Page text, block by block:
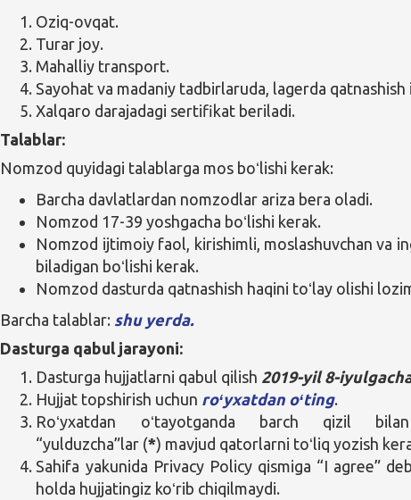
Oziq-ovqat.
Turar joy.
Mahalliy transport.
Sayohat va madaniy tadbirlaruda, lagerda
Xalqaro darajadagi sertifikat beriladi.
Talablar:
Nomzod quyidagi talablarga mos boʻlishi kerak:
Barcha davlatlardan nomzodlar ariza bera oladi.
Nomzod 17-39 yoshgacha boʻlishi kerak.
Nomzod ijtimoiy faol, kirishimli, moslashuvchan va
biladigan boʻlishi kerak.
Nomzod dasturda qatnashish haqini toʻlay olishi
Barcha talablar: shu yerda.
Dasturga qabul jarayoni:
Dasturga hujjatlarni qabul qilish 2019-yil 8-
Hujjat topshirish uchun roʻyxatdan oʻting.
Roʻyxatdan oʻtayotganda barch qizil
“yulduzcha”lar (*) mavjud qatorlarni toʻliq yozish
Sahifa yakunida Privacy Policy qismiga “I agree”
holda hujjatingiz koʻrib chiqilmaydi.